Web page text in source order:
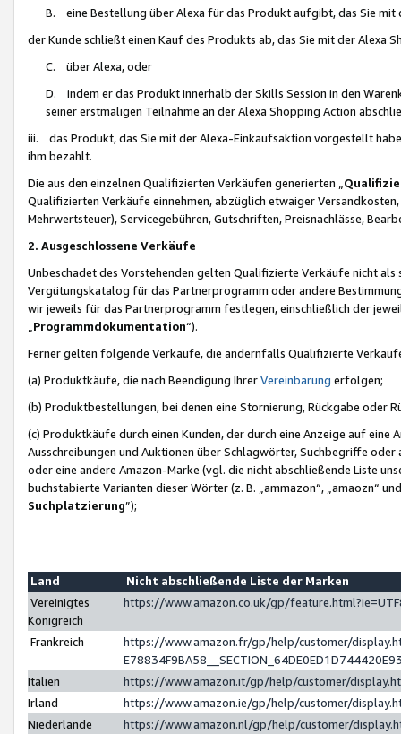
B. eine Bestellung über Alexa für das Produkt aufgibt, das Sie mit
der Kunde schließt einen Kauf des Produkts ab, das Sie mit der Alexa
C. über Alexa, oder
D. indem er das Produkt innerhalb der Skills Session in den
seiner erstmaligen Teilnahme an der Alexa Shopping Action
iii. das Produkt, das Sie mit der Alexa-Einkaufsaktion vorgestellt
ihm bezahlt.
Die aus den einzelnen Qualifizierten Verkäufen generierten „
Qualifizierten Verkäufe einnehmen, abzüglich etwaiger
Mehrwertsteuer), Servicegebühren, Gutschriften, Preisnachlässe,
2. Ausgeschlossene Verkäufe
Unbeschadet des Vorstehenden gelten Qualifizierte Verkäufe nicht
Vergütungskatalog für das Partnerprogramm oder andere
wir jeweils für das Partnerprogramm festlegen, einschließlich der
Programmdokumentation“).
Ferner gelten folgende Verkäufe, die andernfalls Qualifizierte
(a) Produktkäufe, die nach Beendigung IhrerVereinbarung erfolgen;
(b) Produktbestellungen, bei denen eine Stornierung, Rückgabe oder
(c) Produktkäufe durch einen Kunden, der durch eine Anzeige auf
Ausschreibungen und Auktionen über Schlagwörter, Suchbegriffe
oder eine andere Amazon-Marke (vgl. die nicht abschließende Liste
buchstabierte Varianten dieser Wörter (z. B. „ammazon“, „amaozn“
Suchplatzierung”);
Land
Nicht abschließende Liste der Marken
Vereinigtes
Königreich
https://www.amazon.co.uk/gp/
Frankreich
https://www.amazon.fr/gp/help/customer/
Italien
https://www.amazon.it/gp/help/customer/
Irland
https://www.amazon.ie/gp/help/customer/
Niederlande
https://www.amazon.nl/gp/help/customer/